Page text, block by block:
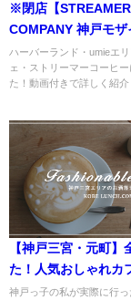
※閉店【
COMPANY 神戸モザ
落カフェで美しいラ
【ストリーマーコー
ニー】
ハーバーランド・umieエ
ェ・ストリーマーコーヒ
た！動画付きで詳しく紹介
【神戸三宮・元町】
た！人気おしゃれカ
最新2022【おすすめ
神戸っ子の私が実際に行っ